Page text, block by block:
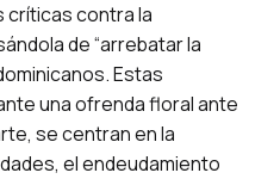
críticas contra la
de “arrebatar la
Estas
una ofrenda floral ante
se centran en la
el endeudamiento